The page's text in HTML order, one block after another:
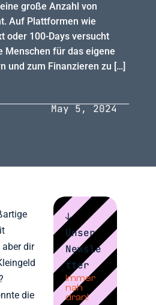
große Anzahl von
Auf Plattformen wie
oder 100-Days versucht
Menschen für das eigene
und zum Finanzieren zu […]
May 5, 2024
dir
die
↓
Unser
Newsle
tter
Immer
nah
dran!